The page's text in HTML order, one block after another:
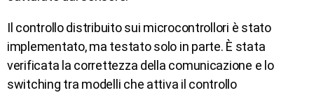
Il controllo distribuito sui microcontrollori è stato
implementato, ma testato solo in parte. È stata
verificata la correttezza della comunicazione e lo
switching tra modelli che attiva il controllo